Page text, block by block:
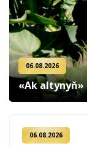
06.08.2026
«Ak
06.08.2026